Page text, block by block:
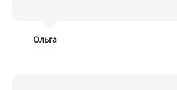
Ольга